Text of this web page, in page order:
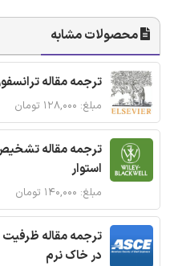
محصولات مشابه
ترجمه مقاله
مبلغ: ۱۲۸,۰۰۰ تومان
ترجمه مقاله تشخیص
استوار
مبلغ: ۱۴۰,۰۰۰ تومان
ترجمه مقاله
در خاک نرم